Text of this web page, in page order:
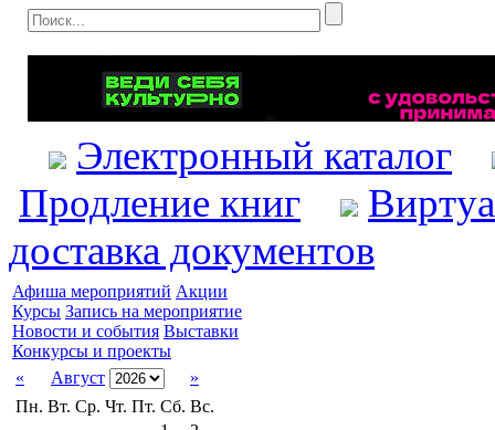
Электронный каталог
Продление книг
доставка документов
Афиша мероприятий Акции
Курсы Запись на мероприятие
Новости и события Выставки
Конкурсы и проекты
«
Август
»
Пн. Вт. Ср. Чт. Пт. Сб. Вс.